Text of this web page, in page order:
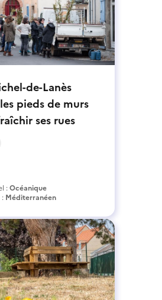
de-Lanès
pieds de murs
ses rues
:Océanique
Méditerranéen